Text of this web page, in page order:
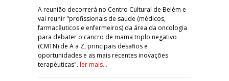
A reunião decorrerá no Centro Cultural de Belém e
vai reunir "profissionais de saúde (médicos,
farmacêuticos e enfermeiros) da área da oncologia
para debater o cancro de mama triplo negativo
(CMTN) de A a Z, principais desafios e
oportunidades e as mais recentes inovações
terapêuticas". ler mais...